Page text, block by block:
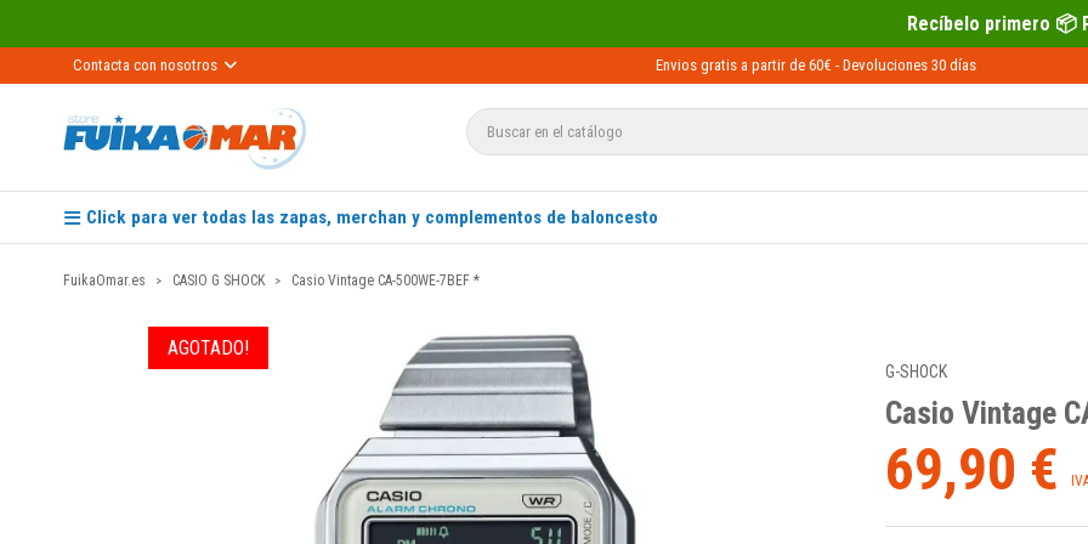
Recíbelo primero 📦 Paga después con
Contacta con nosotros Envios gratis a partir de 60€ - Devoluciones 30 días
Click para ver todas las zapas, merchan y complementos de baloncesto
FuikaOmar.es CASIO G SHOCK Casio Vintage CA-500WE-7BEF *
AGOTADO!
G-SHOCK
Casio Vintage
69,90 €